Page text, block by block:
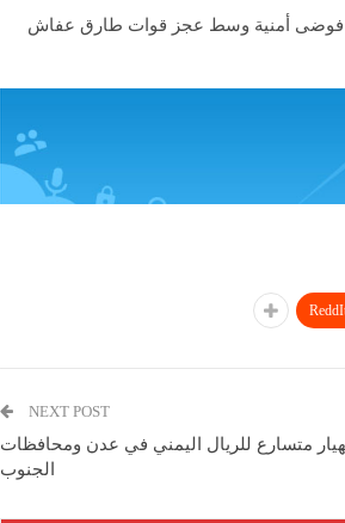
فوضى أمنية وسط عجز قوات طارق عفاش
NEXT POST
متسارع للريال اليمني في عدن ومحافظات
الجنوب